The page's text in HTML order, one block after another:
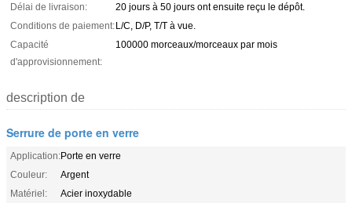
Délai de livraison:
20 jours à 50 jours ont ensuite reçu le dépôt.
Conditions de paiement:L/C, D/P, T/T à vue.
Capacité
d'approvisionnement:
100000 morceaux/morceaux par mois
description de
Serrure de porte en verre
Application:Porte en verre
Couleur:
Argent
Matériel:
Acier inoxydable